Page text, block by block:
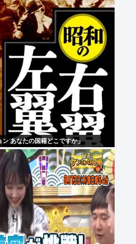
あなたの国籍どこですか」